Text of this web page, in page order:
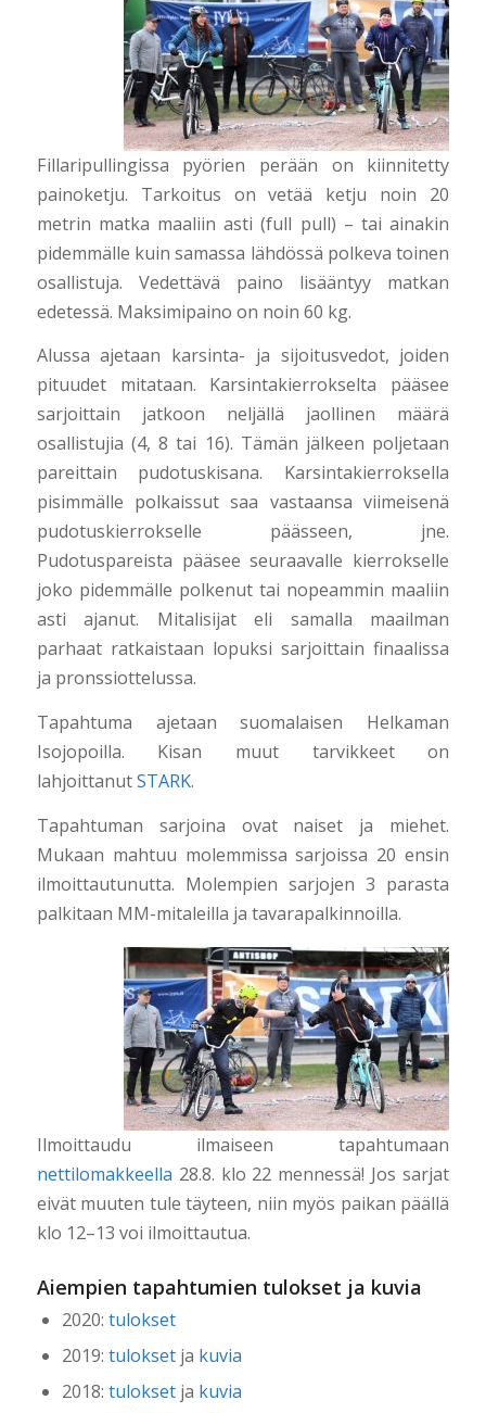
Fillaripullingissa pyörien perään on kiinnitetty
painoketju. Tarkoitus on vetää ketju noin 20
metrin matka maaliin asti (full pull) – tai ainakin
pidemmälle kuin samassa lähdössä polkeva toinen
osallistuja. Vedettävä paino lisääntyy matkan
edetessä. Maksimipaino on noin 60 kg.
Alussa ajetaan karsinta- ja sijoitusvedot, joiden
pituudet mitataan. Karsintakierrokselta pääsee
sarjoittain jatkoon neljällä jaollinen määrä
osallistujia (4, 8 tai 16). Tämän jälkeen poljetaan
pareittain pudotuskisana. Karsintakierroksella
pisimmälle polkaissut saa vastaansa viimeisenä
pudotuskierrokselle päässeen, jne.
Pudotuspareista pääsee seuraavalle kierrokselle
joko pidemmälle polkenut tai nopeammin maaliin
asti ajanut. Mitalisijat eli samalla maailman
parhaat ratkaistaan lopuksi sarjoittain finaalissa
ja pronssiottelussa.
Tapahtuma ajetaan suomalaisen Helkaman
Isojopoilla. Kisan muut tarvikkeet on
lahjoittanutSTARK.
Tapahtuman sarjoina ovat naiset ja miehet.
Mukaan mahtuu molemmissa sarjoissa 20 ensin
ilmoittautunutta. Molempien sarjojen 3 parasta
palkitaan MM-mitaleilla ja tavarapalkinnoilla.
Ilmoittaudu ilmaiseen tapahtumaan
nettilomakkeella 28.8. klo 22 mennessä! Jos sarjat
eivät muuten tule täyteen, niin myös paikan päällä
klo 12–13 voi ilmoittautua.
Aiempien tapahtumien tulokset ja kuvia
2020: tulokset
2019: tuloksetja kuvia
2018: tuloksetja kuvia